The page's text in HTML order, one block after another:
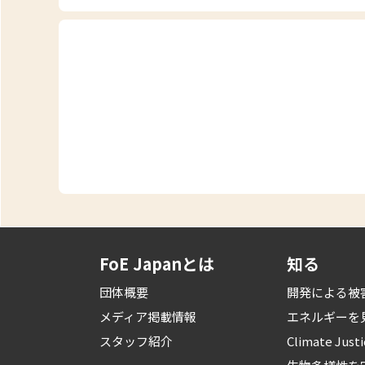
FoE Japanとは
団体概要
メディア掲載情報
スタッフ紹介
知る
開発による被
エネルギーを
Climate